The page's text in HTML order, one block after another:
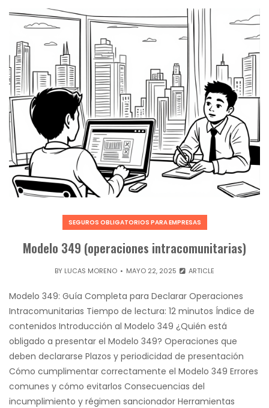
SEGUROS OBLIGATORIOS PARA EMPRESAS
Modelo 349 (operaciones intracomunitarias)
BY LUCAS MORENO MAYO 22, 2025 ARTICLE
Modelo 349: Guía Completa para Declarar Operaciones
Intracomunitarias Tiempo de lectura: 12 minutos Índice de
contenidos Introducción al Modelo 349 ¿Quién está
obligado a presentar el Modelo 349? Operaciones que
deben declararse Plazos y periodicidad de presentación
Cómo cumplimentar correctamente el Modelo 349 Errores
comunes y cómo evitarlos Consecuencias del
incumplimiento y régimen sancionador Herramientas